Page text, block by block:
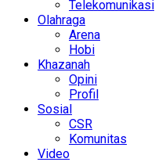
Telekomunikasi
Olahraga
Arena
Hobi
Khazanah
Opini
Profil
Sosial
CSR
Komunitas
Video